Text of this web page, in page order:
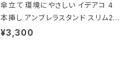
傘立て 環境にやさしい イデアコ 4
本挿し アンブレラスタンド スリム2 i
deaco Umbrella Stand slim2 s
¥3,300